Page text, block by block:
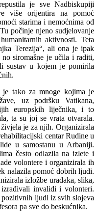
je sve Nadbiskupiji
više orijentira na pomoć
starima i nemoćnima od
počinje njeno sudjelovanje
aktivnosti. Teta
Terezija“, ali ona je ipak
siromašne je učila i raditi,
sustav u kojem je pomirila
tako za mnoge kojima je
uz podršku Vatikana,
europskih liječnika, i to
ta su joj se vrata otvarala.
je za njih. Organizirala
centar Rudine u
u samostanu u Arbaniji.
često odlazila na izlete i
volontere i organizirala ih
nalazila pomoć dobrih ljudi.
izložbe uradaka, slika,
invalidi i volonteri.
ljudi iz svih slojeva
pa sve do beskućnika.